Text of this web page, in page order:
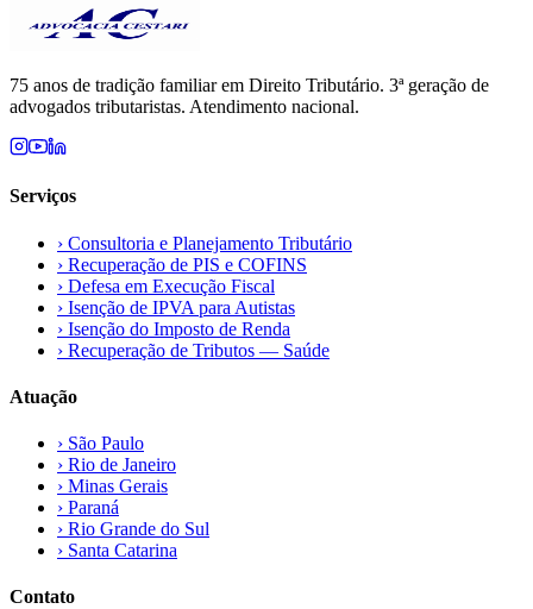
75 anos de tradição familiar em Direito Tributário. 3ª geração de
advogados tributaristas. Atendimento nacional.
Serviços
› Consultoria e Planejamento Tributário
› Recuperação de PIS e COFINS
› Defesa em Execução Fiscal
› Isenção de IPVA para Autistas
› Isenção do Imposto de Renda
› Recuperação de Tributos — Saúde
Atuação
› São Paulo
› Rio de Janeiro
› Minas Gerais
› Paraná
› Rio Grande do Sul
› Santa Catarina
Contato